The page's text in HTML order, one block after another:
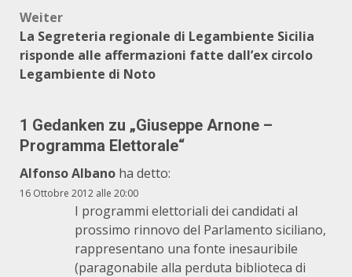
Weiter
La Segreteria regionale di Legambiente Sicilia
risponde alle affermazioni fatte dall’ex circolo
Legambiente di Noto
1 Gedanken zu „Giuseppe Arnone –
Programma Elettorale“
Alfonso Albano ha detto:
16 Ottobre 2012 alle 20:00
I programmi elettoriali dei candidati al
prossimo rinnovo del Parlamento siciliano,
rappresentano una fonte inesauribile
(paragonabile alla perduta biblioteca di